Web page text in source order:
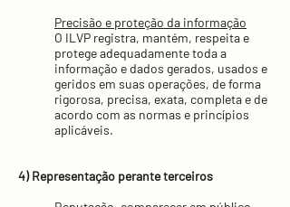
Precisão e proteção da informação
O ILVP registra, mantém, respeita e
protege adequadamente toda a
informação e dados gerados, usados e
geridos em suas operações, de forma
rigorosa, precisa, exata, completa e de
acordo com as normas e princípios
aplicáveis.
4) Representação perante terceiros